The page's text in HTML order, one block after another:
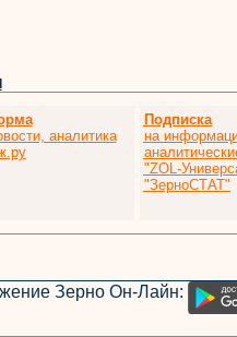
аналитика
Подписка
на
"ZOL-
"ЗерноСТАТ"
Зерно Он-Лайн: